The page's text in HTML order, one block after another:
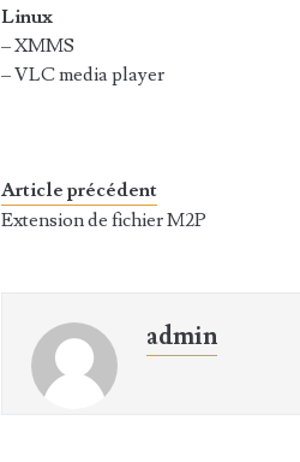
Linux
– XMMS
– VLC media player
Article précédent
Extension de fichier M2P
admin